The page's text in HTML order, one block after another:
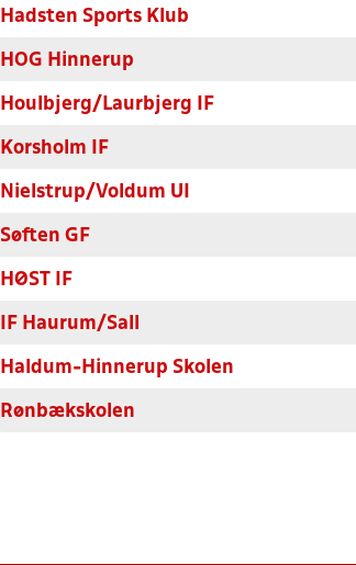
Hadsten Sports Klub
HOG Hinnerup
Houlbjerg/Laurbjerg IF
Korsholm IF
Nielstrup/Voldum UI
Søften GF
HØST IF
IF Haurum/Sall
Haldum-Hinnerup Skolen
Rønbækskolen